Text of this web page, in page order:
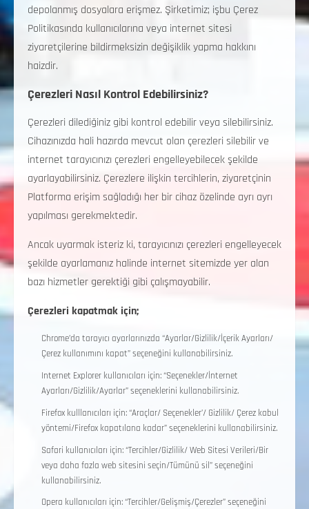
depolanmış dosyalara erişmez. Şirketimiz; işbu Çerez
Politikasında kullanıcılarına veya internet sitesi
ziyaretçilerine bildirmeksizin değişiklik yapma hakkını
haizdir.
Çerezleri Nasıl Kontrol Edebilirsiniz?
Çerezleri dilediğiniz gibi kontrol edebilir veya silebilirsiniz.
Cihazınızda hali hazırda mevcut olan çerezleri silebilir ve
internet tarayıcınızı çerezleri engelleyebilecek şekilde
ayarlayabilirsiniz. Çerezlere ilişkin tercihlerin, ziyaretçinin
Platforma erişim sağladığı her bir cihaz özelinde ayrı ayrı
yapılması gerekmektedir.
Ancak uyarmak isteriz ki, tarayıcınızı çerezleri engelleyecek
şekilde ayarlamanız halinde internet sitemizde yer alan
bazı hizmetler gerektiği gibi çalışmayabilir.
Çerezleri kapatmak için;
Chrome’da tarayıcı ayarlarınızda “Ayarlar/Gizlilik/İçerik Ayarları/
Çerez kullanımını kapat” seçeneğini kullanabilirsiniz.
Internet Explorer kullanıcıları için: “Seçenekler/İnternet
Ayarları/Gizlilik/Ayarlar” seçeneklerini kullanabilirsiniz.
Firefox kulllanıcıları için: “Araçlar/ Seçenekler’/ Gizlilik/ Çerez kabul
yöntemi/Firefox kapatılana kadar” seçeneklerini kullanabilirsiniz.
Safari kullanıcıları için: “Tercihler/Gizlilik/ Web Sitesi Verileri/Bir
veya daha fazla web sitesini seçin/Tümünü sil” seçeneğini
kullanabilirsiniz.
Opera kullanıcıları için: “Tercihler/Gelişmiş/Çerezler” seçeneğini